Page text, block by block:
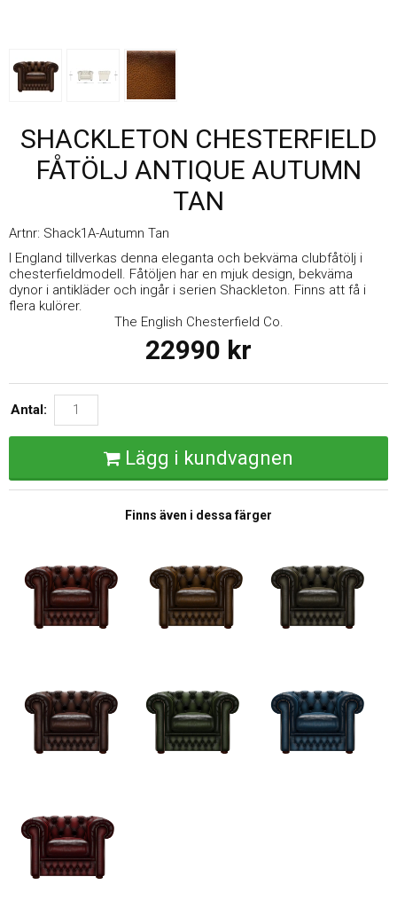
SHACKLETON CHESTERFIELD
FÅTÖLJ ANTIQUE AUTUMN
TAN
Artnr: Shack1A-Autumn Tan
I England tillverkas denna eleganta och bekväma clubfåtölj i
chesterfieldmodell. Fåtöljen har en mjuk design, bekväma
dynor i antikläder och ingår i serien Shackleton. Finns att få i
flera kulörer.
The English Chesterfield Co.
22990 kr
Antal:
Lägg i kundvagnen
Finns även i dessa färger